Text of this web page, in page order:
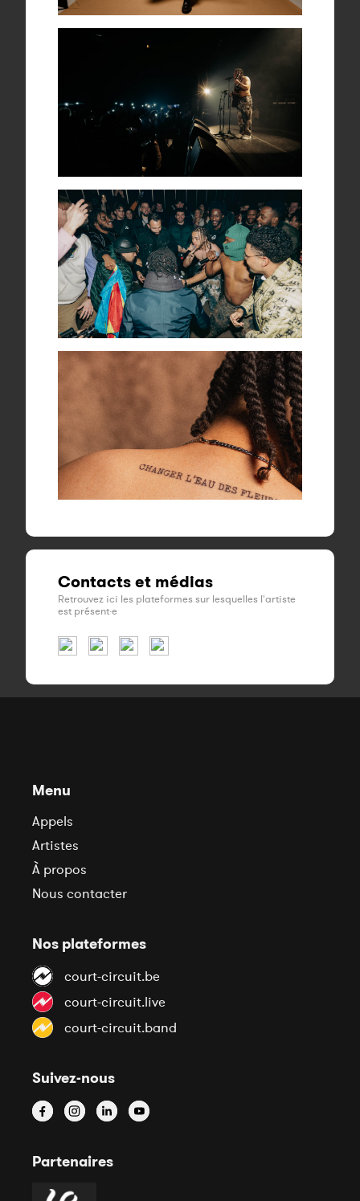
Contacts et médias
Retrouvez ici les plateformes sur lesquelles l'artiste
est présent·e
Menu
Appels
Artistes
À propos
Nous contacter
Nos plateformes
court-circuit.be
court-circuit.live
court-circuit.band
Suivez-nous
Partenaires